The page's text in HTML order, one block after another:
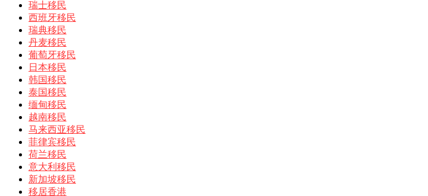
瑞士移民
西班牙移民
瑞典移民
丹麦移民
葡萄牙移民
日本移民
韩国移民
泰国移民
缅甸移民
越南移民
马来西亚移民
菲律宾移民
荷兰移民
意大利移民
新加坡移民
移居香港